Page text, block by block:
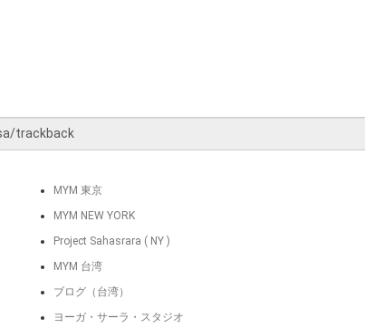
MYM 東京
MYM NEW YORK
Project Sahasrara ( NY )
MYM 台湾
ブログ（台湾）
ヨーガ・サーラ・スタジオ